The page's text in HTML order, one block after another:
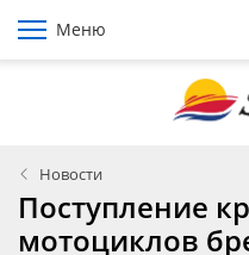
Меню
Новости
Поступление
мотоциклов